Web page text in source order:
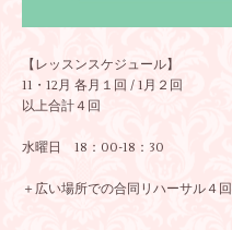
【レッスンスケジュール】
11・12月 各月１回 / 1月２回
以上合計４回
水曜日 18：00-18：30
＋広い場所での合同リハーサル４回